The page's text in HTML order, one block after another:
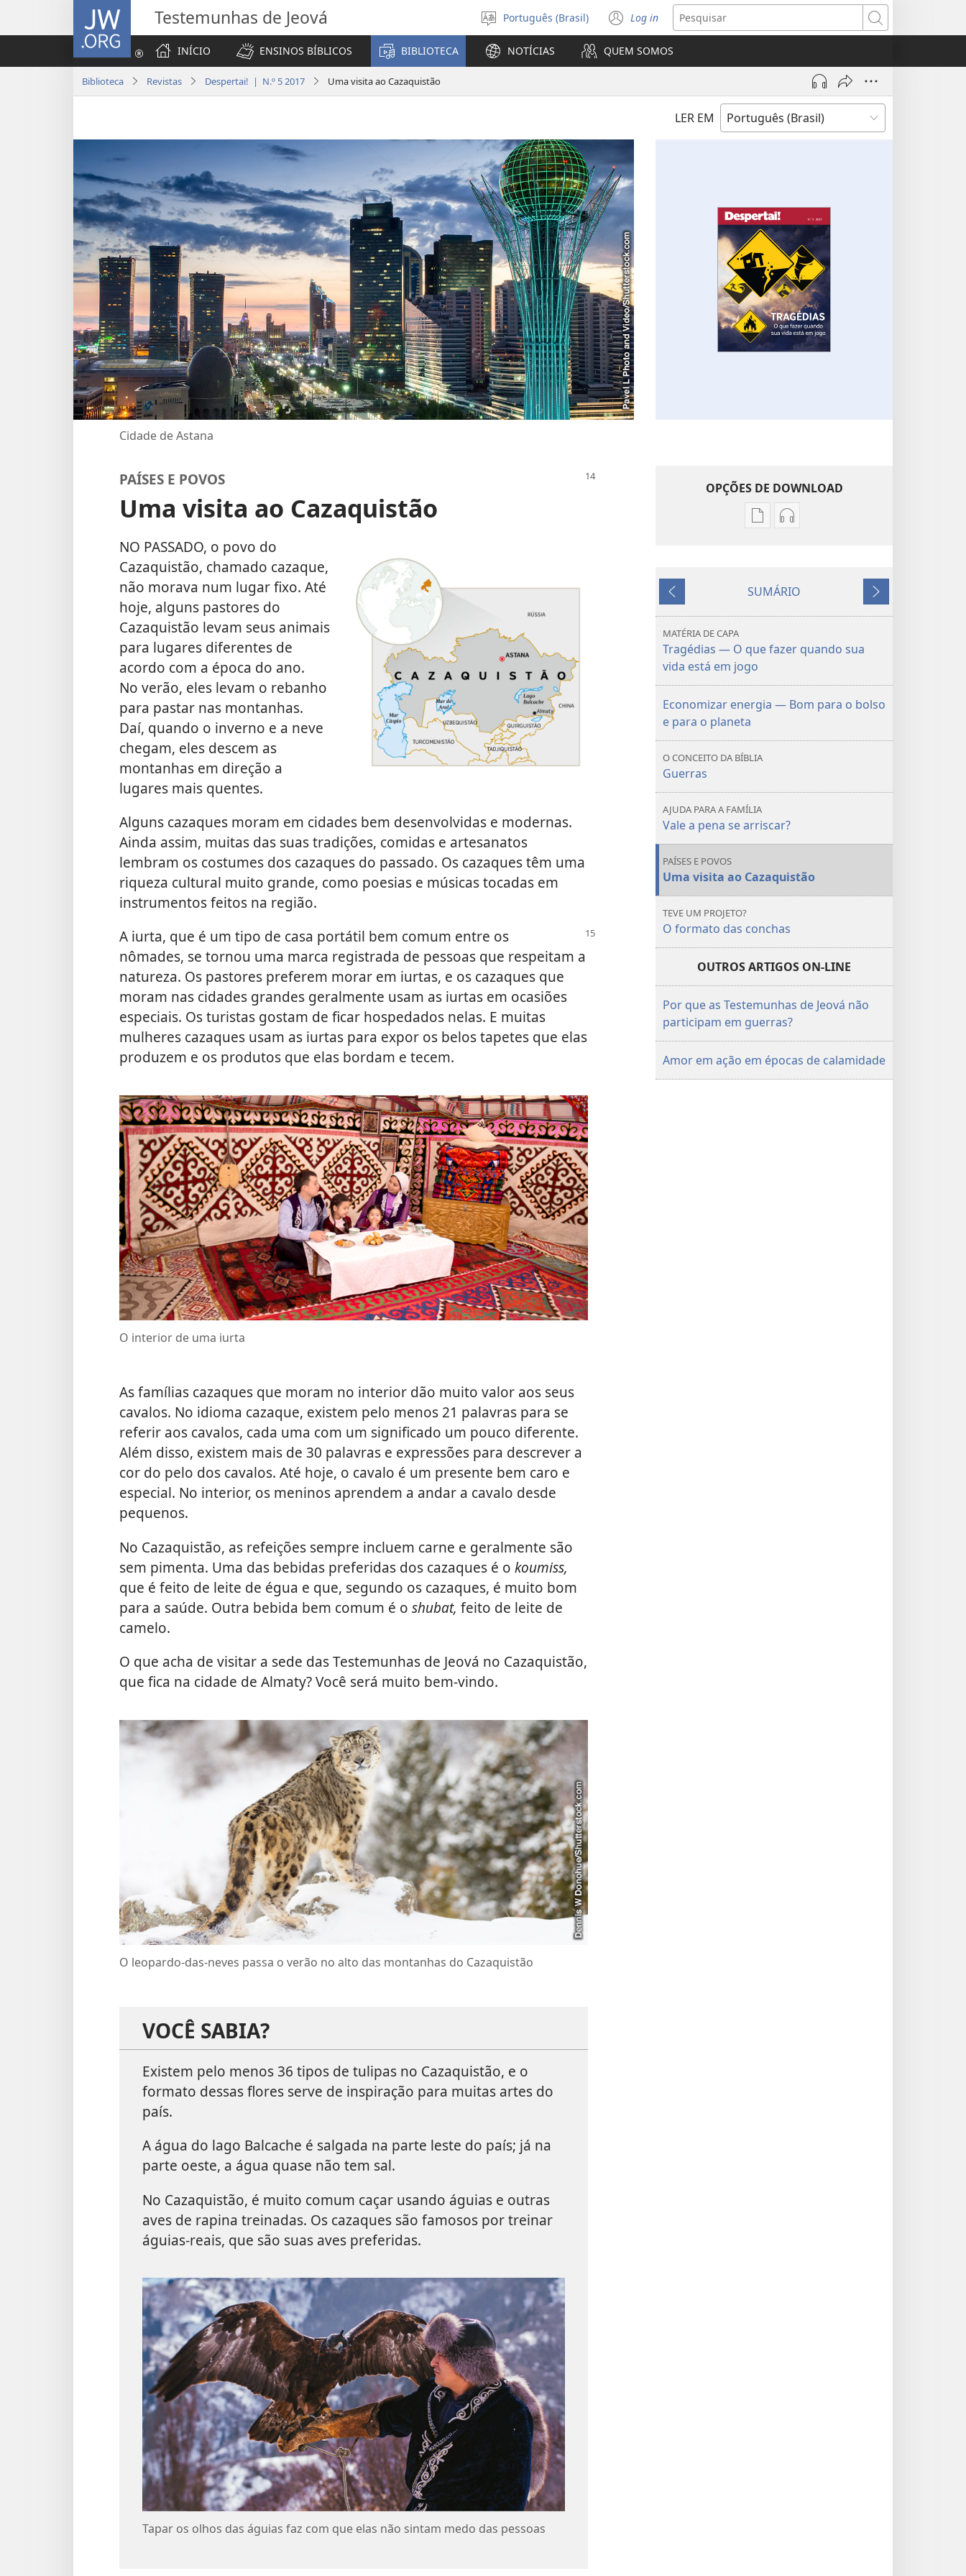
JW.ORG Testemunhas de Jeová
Selecione
o
idioma
Português (Brasil) Log in
(abre
nova
janela)
Pesquisar
INÍCIO
ENSINOS BÍBLICOS BIBLIOTECA NOTÍCIAS QUEM SOMOS
Biblioteca Revistas Despertai! | N.º 5 2017 Uma visita ao Cazaquistão
LER EM
Cidade de Astana
PAÍSES E POVOS
Uma visita ao Cazaquistão
NO PASSADO, o povo do
Cazaquistão, chamado cazaque,
não morava num lugar fixo. Até
hoje, alguns pastores do
Cazaquistão levam seus animais
para lugares diferentes de
acordo com a época do ano.
No verão, eles levam o rebanho
para pastar nas montanhas.
Daí, quando o inverno e a neve
chegam, eles descem as
montanhas em direção a
lugares mais quentes.
Alguns cazaques moram em cidades bem desenvolvidas e modernas.
Ainda assim, muitas das suas tradições, comidas e artesanatos
lembram os costumes dos cazaques do passado. Os cazaques têm uma
riqueza cultural muito grande, como poesias e músicas tocadas em
instrumentos feitos na região.
A iurta, que é um tipo de casa portátil bem comum entre os
nômades, se tornou uma marca registrada de pessoas que respeitam a
natureza. Os pastores preferem morar em iurtas, e os cazaques que
moram nas cidades grandes geralmente usam as iurtas em ocasiões
especiais. Os turistas gostam de ficar hospedados nelas. E muitas
mulheres cazaques usam as iurtas para expor os belos tapetes que elas
produzem e os produtos que elas bordam e tecem.
O interior de uma iurta
As famílias cazaques que moram no interior dão muito valor aos seus
cavalos. No idioma cazaque, existem pelo menos 21 palavras para se
referir aos cavalos, cada uma com um significado um pouco diferente.
Além disso, existem mais de 30 palavras e expressões para descrever a
cor do pelo dos cavalos. Até hoje, o cavalo é um presente bem caro e
especial. No interior, os meninos aprendem a andar a cavalo desde
pequenos.
No Cazaquistão, as refeições sempre incluem carne e geralmente são
sem pimenta. Uma das bebidas preferidas dos cazaques é o koumiss,
que é feito de leite de égua e que, segundo os cazaques, é muito bom
para a saúde. Outra bebida bem comum é o shubat, feito de leite de
camelo.
O que acha de visitar a sede das Testemunhas de Jeová no Cazaquistão,
que fica na cidade de Almaty? Você será muito bem-vindo.
O leopardo-das-neves passa o verão no alto das montanhas do Cazaquistão
VOCÊ SABIA?
Existem pelo menos 36 tipos de tulipas no Cazaquistão, e o
formato dessas flores serve de inspiração para muitas artes do
país.
A água do lago Balcache é salgada na parte leste do país; já na
parte oeste, a água quase não tem sal.
No Cazaquistão, é muito comum caçar usando águias e outras
aves de rapina treinadas. Os cazaques são famosos por treinar
águias-reais, que são suas aves preferidas.
Tapar os olhos das águias faz com que elas não sintam medo das pessoas
OPÇÕES DE DOWNLOAD
Opções
publicações
—
O
fazer
quando
está
Opções
áudio
—
fazer
quando
Anterior
SUMÁRIO
Próximo
MATÉRIA DE CAPA
Tragédias — O que fazer quando sua
vida está em jogo
Economizar energia — Bom para o bolso
e para o planeta
O CONCEITO DA BÍBLIA
Guerras
AJUDA PARA A FAMÍLIA
Vale a pena se arriscar?
PAÍSES E POVOS
Uma visita ao Cazaquistão
TEVE UM PROJETO?
O formato das conchas
OUTROS ARTIGOS ON-LINE
Por que as Testemunhas de Jeová não
participam em guerras?
Amor em ação em épocas de calamidade